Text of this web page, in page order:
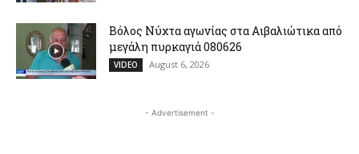
Βόλος Νύχτα αγωνίας στα Αιβαλιώτικα από
μεγάλη πυρκαγιά 080626
VIDEO August 6, 2026
- Advertisement -